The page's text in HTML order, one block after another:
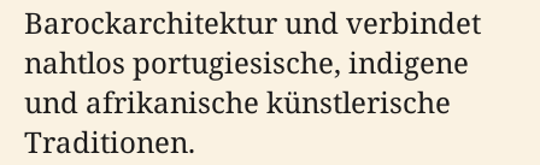
Barockarchitektur und verbindet
nahtlos portugiesische, indigene
und afrikanische künstlerische
Traditionen.